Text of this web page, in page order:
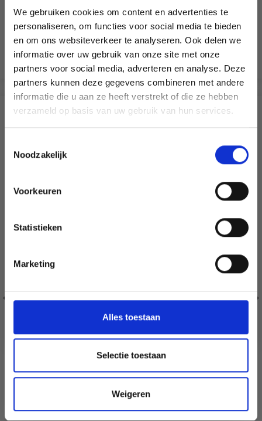
We gebruiken cookies om content en advertenties te
personaliseren, om functies voor social media te bieden
en om ons websiteverkeer te analyseren. Ook delen we
informatie over uw gebruik van onze site met onze
partners voor social media, adverteren en analyse. Deze
partners kunnen deze gegevens combineren met andere
informatie die u aan ze heeft verstrekt of die ze hebben
verzameld op basis van uw gebruik van hun services.
Noodzakelijk
Voorkeuren
Statistieken
Marketing
Alles toestaan
Selectie toestaan
Weigeren
du Mûrier
Voir toutes les options
EUR 3.55 EUR 5.05
L'offre expire le 31/08/2026
Voir toutes les options
SIMILAIRE À CECI
EUR 3.55EUR 5.05
Économisez jusqu'à 50 %
Soyez le premier à connaître nos soldes et
Wil je liever nieuws ontvangen over onze
Nederlands?